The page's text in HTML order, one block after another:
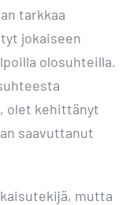
tarkkaa
jokaiseen
olosuhteilla.
olet kehittänyt
saavuttanut
mutta